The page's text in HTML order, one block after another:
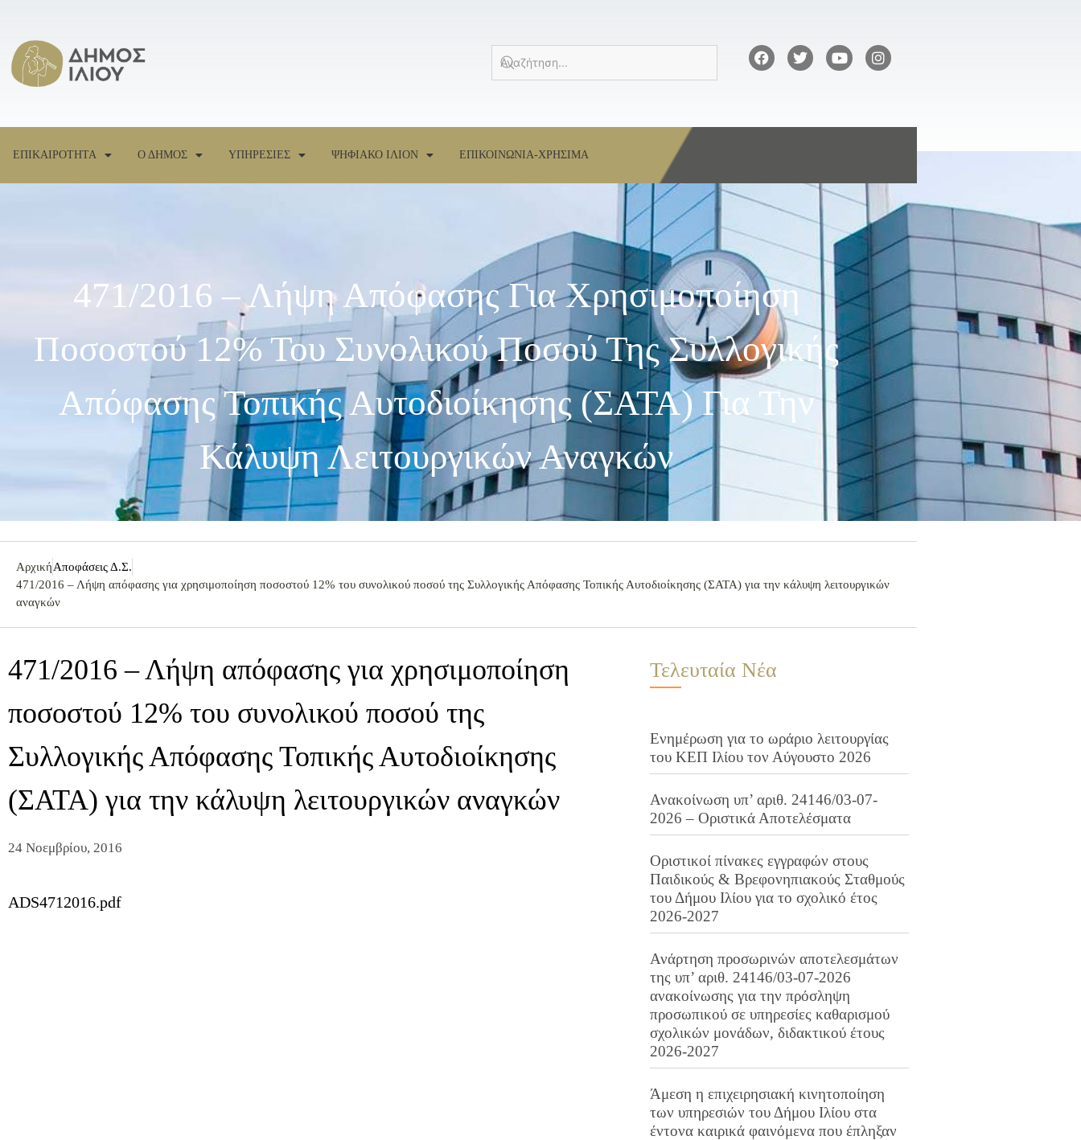
ΕΠΙΚΑΙΡΟΤΗΤΑ Ο ΔΗΜΟΣ ΥΠΗΡΕΣΙΕΣ ΨΗΦΙΑΚΟ ΙΛΙΟΝ ΕΠΙΚΟΙΝΩΝΙΑ-ΧΡΗΣΙΜΑ
471/2016 – Λήψη Απόφασης Για Χρησιμοποίηση
Ποσοστού 12% Του Συνολικού Ποσού Της Συλλογικής
Απόφασης Τοπικής Αυτοδιοίκησης (ΣΑΤΑ) Για Την
Κάλυψη Λειτουργικών Αναγκών
ΑρχικήΑποφάσεις Δ.Σ.
471/2016 – Λήψη απόφασης για χρησιμοποίηση ποσοστού 12% του συνολικού ποσού της Συλλογικής Απόφασης Τοπικής Αυτοδιοίκησης (ΣΑΤΑ) για την κάλυψη λειτουργικών
αναγκών
471/2016 – Λήψη απόφασης για χρησιμοποίηση
ποσοστού 12% του συνολικού ποσού της
Συλλογικής Απόφασης Τοπικής Αυτοδιοίκησης
(ΣΑΤΑ) για την κάλυψη λειτουργικών αναγκών
24 Νοεμβρίου, 2016
ADS4712016.pdf
Τελευταία Νέα
Ενημέρωση για το ωράριο λειτουργίας
του ΚΕΠ Ιλίου τον Αύγουστο 2026
Ανακοίνωση υπ’ αριθ. 24146/03-07-
2026 – Οριστικά Αποτελέσματα
Οριστικοί πίνακες εγγραφών στους
Παιδικούς & Βρεφονηπιακούς Σταθμούς
του Δήμου Ιλίου για το σχολικό έτος
2026-2027
Ανάρτηση προσωρινών αποτελεσμάτων
της υπ’ αριθ. 24146/03-07-2026
ανακοίνωσης για την πρόσληψη
προσωπικού σε υπηρεσίες καθαρισμού
σχολικών μονάδων, διδακτικού έτους
2026-2027
Άμεση η επιχειρησιακή κινητοποίηση
των υπηρεσιών του Δήμου Ιλίου στα
έντονα καιρικά φαινόμενα που έπληξαν